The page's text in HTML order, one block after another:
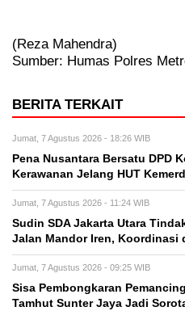
(Reza Mahendra)
Sumber: Humas Polres
BERITA TERKAIT
Jumat, 7 Agustus 2026 - 18:26 WIB
Pena Nusantara Bersatu DPD
Kerawanan Jelang HUT
Jumat, 7 Agustus 2026 - 11:24 WIB
Sudin SDA Jakarta Utara
Jalan Mandor Iren, Koordinasi
Jumat, 7 Agustus 2026 - 09:25 WIB
Sisa Pembongkaran
Tamhut Sunter Jaya Jadi